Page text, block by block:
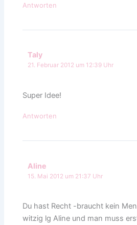
Antworten
Taly
21. Februar 2012 um 12:39 Uhr
Super Idee!
Antworten
Aline
15. Mai 2012 um 21:37 Uhr
Du hast Recht -braucht kein
witzig lg Aline und man muss